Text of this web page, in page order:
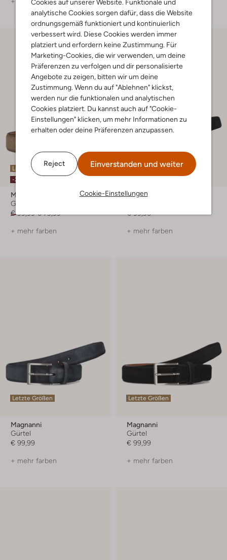
Cookies auf unserer Website. Funktionale und
analytische Cookies sorgen dafür, dass die Website
ordnungsgemäß funktioniert und kontinuierlich
verbessert wird. Diese Cookies werden immer
platziert und erfordern keine Zustimmung. Für
Marketing-Cookies, die wir verwenden, um deine
Präferenzen zu verfolgen und dir personalisierte
Angebote zu zeigen, bitten wir um deine
Zustimmung. Wenn du auf "Ablehnen" klickst,
werden nur die funktionalen und analytischen
Cookies platziert. Du kannst auch auf "Cookie-
Einstellungen" klicken, um mehr Informationen zu
erhalten oder deine Präferenzen anzupassen.
Reject Einverstanden und weiter
Cookie-Einstellungen
Letzte Größen
-20%
Magnanni
Gürtel
€ 99,99 € 79,99
+ mehr farben
Letzte Größen
Magnanni
€ 99,95
+ mehr farben
Letzte Größen
Magnanni
Gürtel
€ 99,99
+ mehr farben
Letzte Größen
Magnanni
Gürtel
€ 99,99
+ mehr farben